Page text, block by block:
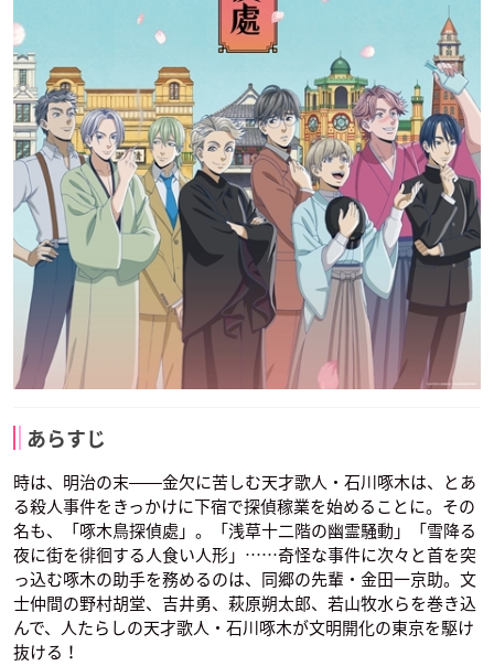
あらすじ
時は、明治の末――金欠に苦しむ天才歌人・石川啄木は、とあ
る殺人事件をきっかけに下宿で探偵稼業を始めることに。その
名も、「啄木鳥探偵處」。「浅草十二階の幽霊騒動」「雪降る
夜に街を徘徊する人食い人形」……奇怪な事件に次々と首を突
っ込む啄木の助手を務めるのは、同郷の先輩・金田一京助。文
士仲間の野村胡堂、吉井勇、萩原朔太郎、若山牧水らを巻き込
んで、人たらしの天才歌人・石川啄木が文明開化の東京を駆け
抜ける！